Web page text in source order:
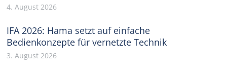
4. August 2026
IFA 2026: Hama setzt auf einfache
Bedienkonzepte für vernetzte Technik
3. August 2026